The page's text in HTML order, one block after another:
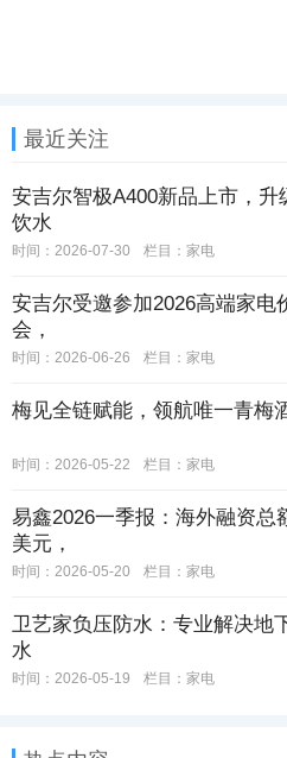
最近关注
安吉尔智极A400新品上市，升
饮水
时间：2026-07-30 栏目： 家电
安吉尔受邀参加2026高端家电
会，
时间：2026-06-26 栏目： 家电
梅见全链赋能，领航唯一青梅
时间：2026-05-22 栏目： 家电
易鑫2026一季报：海外融资总
美元，
时间：2026-05-20 栏目： 家电
卫艺家负压防水：专业解决地
水
时间：2026-05-19 栏目： 家电